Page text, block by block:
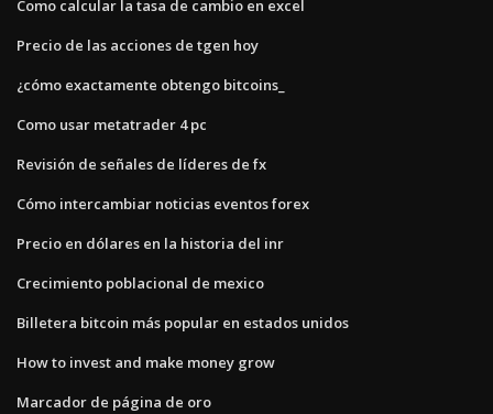
Como calcular la tasa de cambio en excel
Precio de las acciones de tgen hoy
¿cómo exactamente obtengo bitcoins_
Como usar metatrader 4 pc
Revisión de señales de líderes de fx
Cómo intercambiar noticias eventos forex
Precio en dólares en la historia del inr
Crecimiento poblacional de mexico
Billetera bitcoin más popular en estados unidos
How to invest and make money grow
Marcador de página de oro